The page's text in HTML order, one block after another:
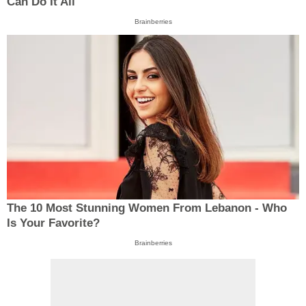
Brainberries
The 10 Most Stunning Women From Lebanon - Who
Is Your Favorite?
Brainberries